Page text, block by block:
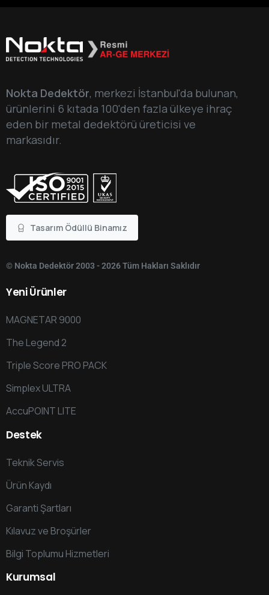
Nokta Dedektör, merkezi İstanbul'da bulunan,
ürünlerini 6 kıtada 100'den fazla ülkeye ihraç
eden bir metal dedektörü üreticisi ve
markasıdır.
Tasarım Ödüllü Binamız
© Nokta Dedektör 2003 - 2026 Tüm Hakları Saklıdır
YeniÜrünler
MAGNETAR 9000
The Legend 2
Triple Score PRO PACK
Simplex ULTRA
AccuPOINT LITE
Destek
Teknik Servis
Ürün Kaydı
Garanti Şartları
Kılavuz ve Broşürler
Bilgi Toplumu Hizmetleri
Kurumsal